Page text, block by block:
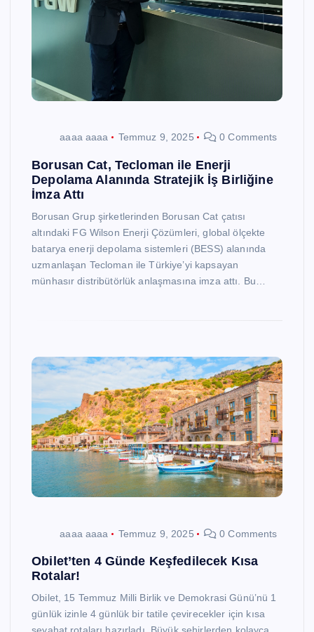
aaaa aaaa Temmuz 9, 2025 0 Comments
Borusan Cat, Tecloman ile Enerji
Depolama Alanında Stratejik İş Birliğine
İmza Attı
Borusan Grup şirketlerinden Borusan Cat çatısı
altındaki FG Wilson Enerji Çözümleri, global ölçekte
batarya enerji depolama sistemleri (BESS) alanında
uzmanlaşan Tecloman ile Türkiye’yi kapsayan
münhasır distribütörlük anlaşmasına imza attı. Bu…
aaaa aaaa Temmuz 9, 2025 0 Comments
Obilet’ten 4 Günde Keşfedilecek Kısa
Rotalar!
Obilet, 15 Temmuz Milli Birlik ve Demokrasi Günü’nü 1
günlük izinle 4 günlük bir tatile çevirecekler için kısa